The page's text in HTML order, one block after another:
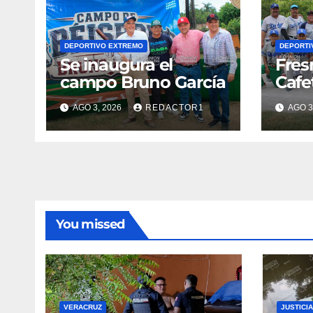
DEPORTIVO EXTREMO
Se inaugura el
campo Bruno García
AGO 3, 2026 REDACTOR1 AGO
You missed
VERACRUZ JUSTICIA